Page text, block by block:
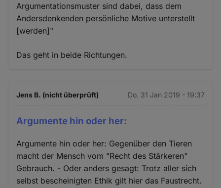
Argumentationsmuster sind dabei, dass dem
Andersdenkenden persönliche Motive unterstellt
[werden]"
Das geht in beide Richtungen.
Jens B. (nicht überprüft) Do. 31 Jan 2019 - 19:37
Argumente hin oder her:
Argumente hin oder her: Gegenüber den Tieren
macht der Mensch vom "Recht des Stärkeren"
Gebrauch. - Oder anders gesagt: Trotz aller sich
selbst bescheinigten Ethik gilt hier das Faustrecht.